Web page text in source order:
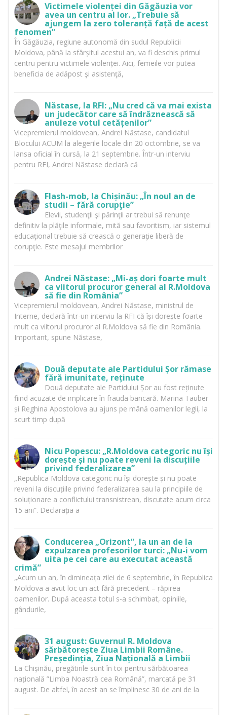
Victimele violenței din Găgăuzia vor
avea un centru al lor. „Trebuie să
ajungem la zero toleranță față de acest
fenomen”
În Găgăuzia, regiune autonomă din sudul Republicii
Moldova, până la sfârșitul acestui an, va fi deschis primul
centru pentru victimele violenței. Aici, femeile vor putea
beneficia de adăpost şi asistenţă,
Năstase, la RFI: „Nu cred că va mai exista
un judecător care să îndrăznească să
anuleze votul cetățenilor”
Vicepremierul moldovean, Andrei Năstase, candidatul
Blocului ACUM la alegerile locale din 20 octombrie, se va
lansa oficial în cursă, la 21 septembrie. Într-un interviu
pentru RFI, Andrei Năstase declară că
Flash-mob, la Chișinău: „În noul an de
studii – fără corupţie”
Elevii, studenţii şi părinţii ar trebui să renunţe
definitiv la plăţile informale, mită sau favoritism, iar sistemul
educaţional trebuie să crească o generaţie liberă de
corupţie. Este mesajul membrilor
Andrei Năstase: „Mi-aș dori foarte mult
ca viitorul procuror general al R.Moldova
să fie din România”
Vicepremierul moldovean, Andrei Năstase, ministrul de
Interne, declară într-un interviu la RFI că își dorește foarte
mult ca viitorul procuror al R.Moldova să fie din România.
Important, spune Năstase,
Două deputate ale Partidului Șor rămase
fără imunitate, reținute
Două deputate ale Partidului Șor au fost reținute
fiind acuzate de implicare în frauda bancară. Marina Tauber
și Reghina Apostolova au ajuns pe mână oamenilor legii, la
scurt timp după
Nicu Popescu: „R.Moldova categoric nu își
dorește și nu poate reveni la discuțiile
privind federalizarea”
„Republica Moldova categoric nu își dorește și nu poate
reveni la discuțiile privind federalizarea sau la principiile de
soluționare a conflictului transnistrean, discutate acum circa
15 ani”. Declarația a
Conducerea „Orizont”, la un an de la
expulzarea profesorilor turci: „Nu-i vom
uita pe cei care au executat această
crimă”
„Acum un an, în dimineața zilei de 6 septembrie, în Republica
Moldova a avut loc un act fără precedent – răpirea
oamenilor. După aceasta totul s-a schimbat, opiniile,
gândurile,
31 august: Guvernul R. Moldova
sărbătorește Ziua Limbii Române.
Președinția, Ziua Națională a Limbii
La Chișinău, pregătirile sunt în toi pentru sărbătoarea
națională ”Limba Noastră cea Română”, marcată pe 31
august. De altfel, în acest an se împlinesc 30 de ani de la